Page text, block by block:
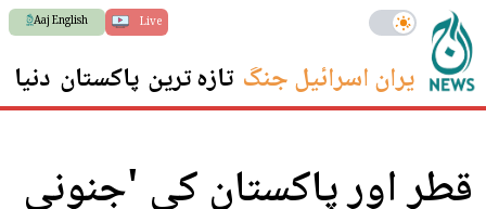
Live
Aaj English
ایران اسرائیل جنگ تازہ ترین پاکستان دنیا
قطر اور پاکستان کی 'جنونی